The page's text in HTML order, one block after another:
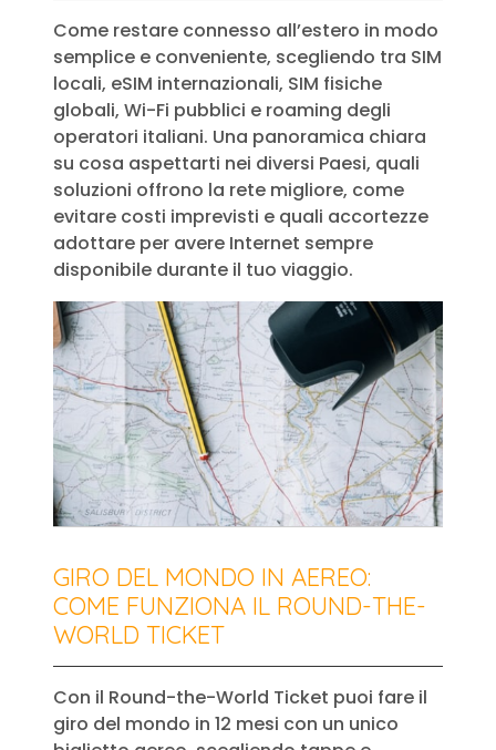
Come restare connesso all’estero in modo
semplice e conveniente, scegliendo tra SIM
locali, eSIM internazionali, SIM fisiche
globali, Wi-Fi pubblici e roaming degli
operatori italiani. Una panoramica chiara
su cosa aspettarti nei diversi Paesi, quali
soluzioni offrono la rete migliore, come
evitare costi imprevisti e quali accortezze
adottare per avere Internet sempre
disponibile durante il tuo viaggio.
GIRO DEL MONDO IN AEREO:
COME FUNZIONA IL ROUND-THE-
WORLD TICKET
Con il Round-the-World Ticket puoi fare il
giro del mondo in 12 mesi con un unico